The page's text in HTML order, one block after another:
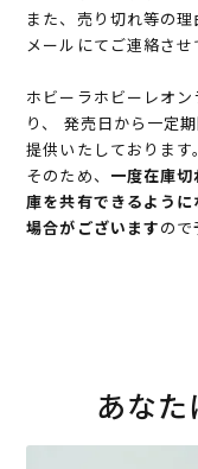
また、売り切れ等の
メールにてご連絡させ
ホビーラホビーレオ
り、 発売日から一定
提供いたしております。
そのため、 一度在庫
庫を共有できるよう
場合がございますので
あな